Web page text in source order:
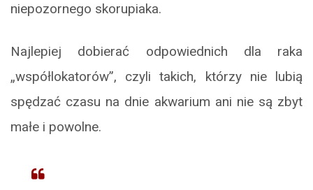
niepozornego skorupiaka.
Najlepiej dobierać odpowiednich dla raka
„współlokatorów”, czyli takich, którzy nie lubią
spędzać czasu na dnie akwarium ani nie są zbyt
małe i powolne.